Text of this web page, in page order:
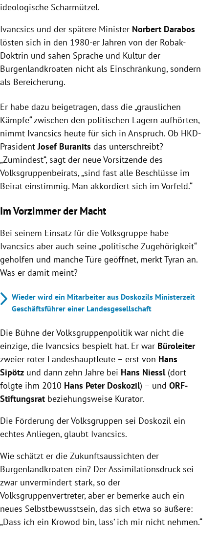
ideologische Scharmützel.
Ivancsics und der spätere Minister Norbert Darabos
lösten sich in den 1980-er Jahren von der Robak-
Doktrin und sahen Sprache und Kultur der
Burgenlandkroaten nicht als Einschränkung, sondern
als Bereicherung.
Er habe dazu beigetragen, dass die „grauslichen
Kämpfe“ zwischen den politischen Lagern aufhörten,
nimmt Ivancsics heute für sich in Anspruch. Ob HKD-
PräsidentJosef Buranits das unterschreibt?
„Zumindest“, sagt der neue Vorsitzende des
Volksgruppenbeirats, „sind fast alle Beschlüsse im
Beirat einstimmig. Man akkordiert sich im Vorfeld.“
Im Vorzimmer der Macht
Bei seinem Einsatz für die Volksgruppe habe
Ivancsics aber auch seine „politische Zugehörigkeit“
geholfen und manche Türe geöffnet, merkt Tyran an.
Was er damit meint?
Wieder wird ein Mitarbeiter aus Doskozils Ministerzeit
Geschäftsführer einer Landesgesellschaft
Die Bühne der Volksgruppenpolitik war nicht die
einzige, die Ivancsics bespielt hat. Er war Büroleiter
zweier roter Landeshauptleute – erst von Hans
Sipötz und dann zehn Jahre bei Hans Niessl(dort
folgte ihm 2010 Hans Peter Doskozil) – und ORF-
Stiftungsrat beziehungsweise Kurator.
Die Förderung der Volksgruppen sei Doskozil ein
echtes Anliegen, glaubt Ivancsics.
Wie schätzt er die Zukunftsaussichten der
Burgenlandkroaten ein? Der Assimilationsdruck sei
zwar unvermindert stark, so der
Volksgruppenvertreter, aber er bemerke auch ein
neues Selbstbewusstsein, das sich etwa so äußere:
„Dass ich ein Krowod bin, lass’ ich mir nicht nehmen.“